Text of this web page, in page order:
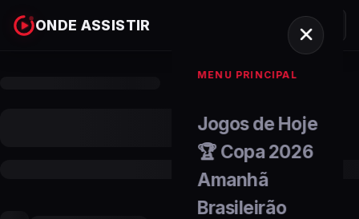
ONDE ASSISTIR
MENU PRINCIPAL
Jogos de Hoje
🏆 Copa 2026
Amanhã
Brasileirão